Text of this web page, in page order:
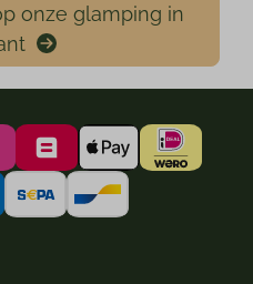
onze glamping in